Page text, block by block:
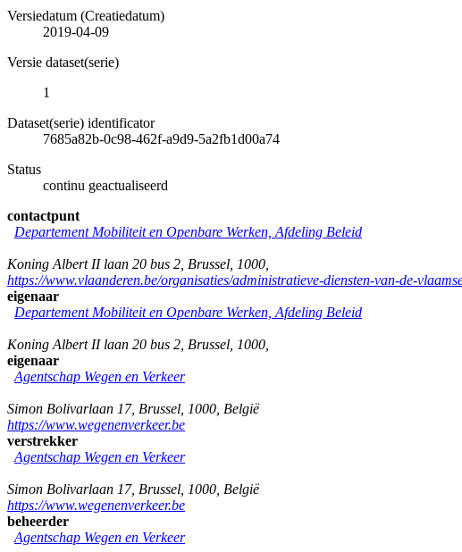
Versiedatum (Creatiedatum)
2019-04-09
Versie dataset(serie)
1
Dataset(serie) identificator
7685a82b-0c98-462f-a9d9-5a2fb1d00a74
Status
continu geactualiseerd
contactpunt
Departement Mobiliteit en Openbare Werken, Afdeling Beleid
Koning Albert II laan 20 bus 2 Brussel 1000
https://www.vlaanderen.be/organisaties/administratieve-diensten-van-de-
eigenaar
Departement Mobiliteit en Openbare Werken, Afdeling Beleid
Koning Albert II laan 20 bus 2 Brussel 1000
eigenaar
Agentschap Wegen en Verkeer
Simon Bolivarlaan 17, Brussel 1000 België
https://www.wegenenverkeer.be
verstrekker
Agentschap Wegen en Verkeer
Simon Bolivarlaan 17, Brussel 1000 België
https://www.wegenenverkeer.be
beheerder
Agentschap Wegen en Verkeer